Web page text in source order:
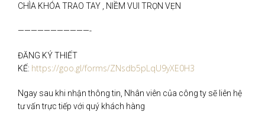
CHÌA KHÓA TRAO TAY , NIỀM VUI TRỌN VẸN
———————————-
ĐĂNG KÝ THIẾT
KẾ: https://goo.gl/forms/ZNsdb5pLqU9yXE0H3
Ngay sau khi nhận thông tin, Nhân viên của công ty sẽ liên hệ
tư vấn trực tiếp với quý khách hàng